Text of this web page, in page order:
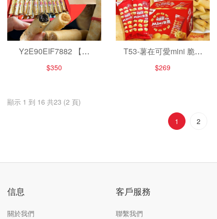
Y2E90EIF7882 【福
源】綜合蛋捲禮盒(12
入)~花生+芝麻+肉鬆+鹹
$350
T53-薯在可愛mini 脆薯
條隨手包24入
$269
顯示 1 到 16 共23 (2 頁)
1
2
信息
關於我們
客戶服務
聯繫我們